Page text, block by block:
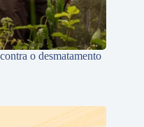
o desmatamento